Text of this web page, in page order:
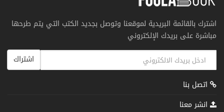
اشترك بالقائمة البريدية لموقعنا وتوصل بجديد الكتب التي يتم طرحها
مباشرة على بريدك الإلكتروني
اشتراك
اتصل بنا
انشر معنا